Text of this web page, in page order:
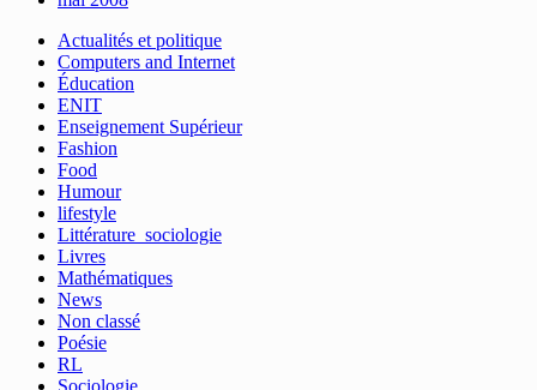
Actualités et politique
Computers and Internet
Éducation
ENIT
Enseignement Supérieur
Fashion
Food
Humour
lifestyle
Littérature_sociologie
Livres
Mathématiques
News
Non classé
Poésie
RL